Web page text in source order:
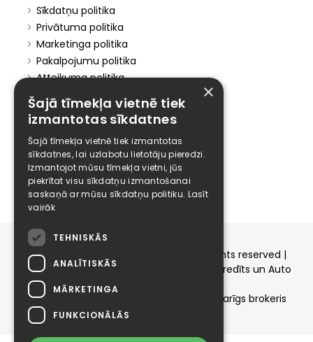
Sīkdatņu politika
Privātuma politika
Marketinga politika
Pakalpojumu politika
Atteikuma politika
Atteikties no mārketinga
Elīzings
Affiliate
Karjera
Kontakti
Copyright © 2015-2026 elizings.lv | All rights reserved |
elizings - Kredītu salīdzināšana, Patēriņa kredīts un Auto
SIA ELIZINGS.LV - pilnvaru apjoms - neatkarīgs brokeris
×
Šajā tīmekļa vietnē tiek
izmantotas sīkdatnes
Šajā tīmekļa vietnē tiek izmantotas
sīkdatnes, lai uzlabotu lietotāju pieredzi.
Izmantojot mūsu tīmekļa vietni, jūs
piekrītat visu sīkdatņu izmantošanai
saskaņā ar mūsu sīkdatņu politiku. Lasīt
vairāk
TEHNISKĀS
ANALĪTISKĀS
MĀRKETINGA
FUNKCIONĀLĀS